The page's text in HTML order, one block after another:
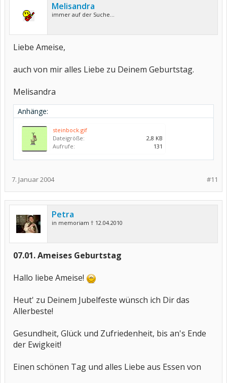
Melisandra
immer auf der Suche...
Liebe Ameise,
auch von mir alles Liebe zu Deinem Geburtstag.
Melisandra
Anhänge:
steinbock.gif
Dateigröße:
2,8 KB
Aufrufe:
131
#11
7. Januar 2004
Petra
in memoriam † 12.04.2010
07.01. Ameises Geburtstag
Hallo liebe Ameise!
Heut' zu Deinem Jubelfeste wünsch ich Dir das
Allerbeste!
Gesundheit, Glück und Zufriedenheit, bis an's Ende
der Ewigkeit!
Einen schönen Tag und alles Liebe aus Essen von